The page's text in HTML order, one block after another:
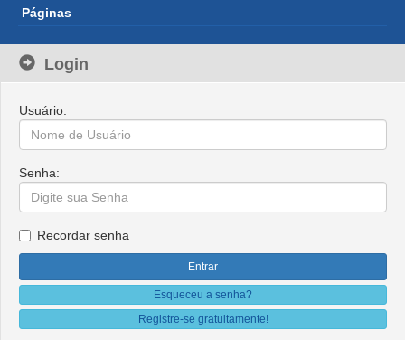
Páginas
Login
Usuário:
Senha:
Recordar senha
Esqueceu a senha?
Registre-se gratuitamente!